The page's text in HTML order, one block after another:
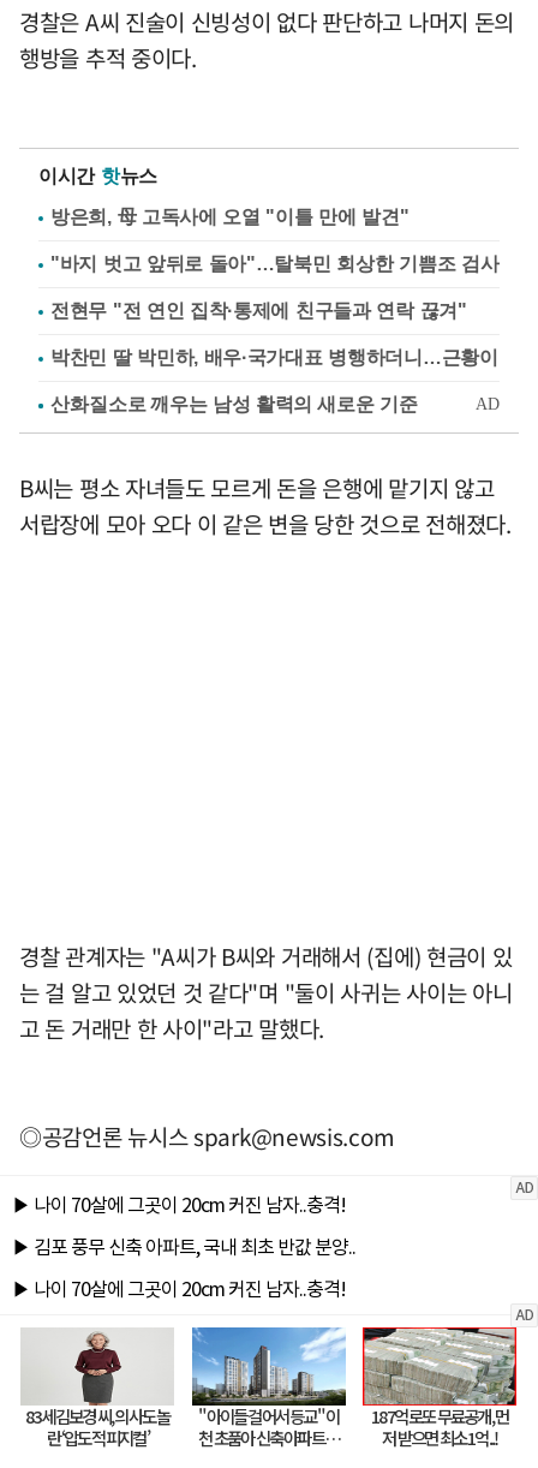
경찰은 A씨 진술이 신빙성이 없다 판단하고 나머지 돈의
행방을 추적 중이다.
이시간 핫뉴스
방은희, 母 고독사에 오열 "이틀 만에 발견"
"바지 벗고 앞뒤로 돌아"…탈북민 회상한 기쁨조 검사
전현무 "전 연인 집착·통제에 친구들과 연락 끊겨"
박찬민 딸 박민하, 배우·국가대표 병행하더니…근황이
B씨는 평소 자녀들도 모르게 돈을 은행에 맡기지 않고
서랍장에 모아 오다 이 같은 변을 당한 것으로 전해졌다.
경찰 관계자는 "A씨가 B씨와 거래해서 (집에) 현금이 있
는 걸 알고 있었던 것 같다"며 "둘이 사귀는 사이는 아니
고 돈 거래만 한 사이"라고 말했다.
◎공감언론 뉴시스spark@newsis.com